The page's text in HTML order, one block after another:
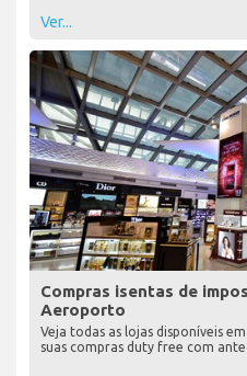
Ver...
Compras isentas de
Aeroporto
Veja todas as lojas disponíveis
suas compras duty free com